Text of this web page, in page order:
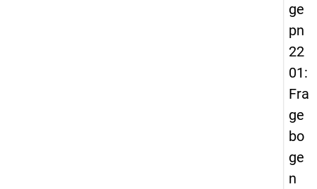
ge
pn
22
01:
Fra
ge
bo
ge
n